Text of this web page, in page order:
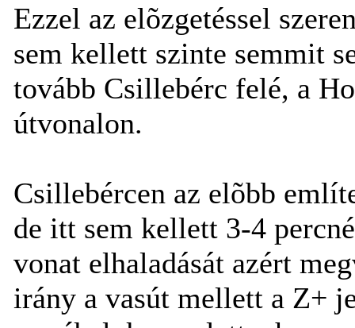
Ezzel az elõzgetéssel
sem kellett szinte semmit
tovább Csillebérc felé, a
útvonalon.
Csillebércen az elõbb
de itt sem kellett 3-4
vonat elhaladását azért
irány a vasút mellett a Z+